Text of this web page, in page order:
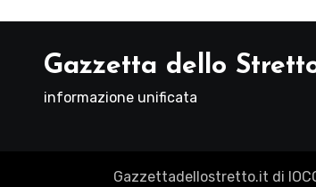
Gazzetta dello
informazione unificata
Gazzettadellostretto.it di